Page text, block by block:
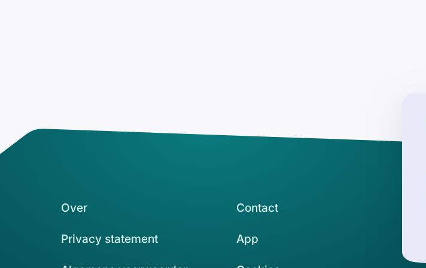
Over Contact
Privacy statement App